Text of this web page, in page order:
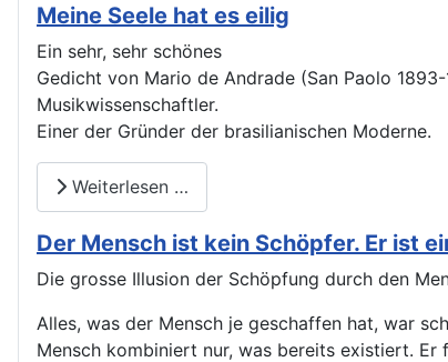
Meine Seele hat es eilig
Ein sehr, sehr schönes
Gedicht von Mario de Andrade (San Paolo
Musikwissenschaftler.
Einer der Gründer der brasilianischen Moderne.
Weiterlesen …
Der Mensch ist kein Schöpfer. Er ist
Die grosse Illusion der Schöpfung durch den
Alles, was der Mensch je geschaffen hat, war
Mensch kombiniert nur, was bereits existiert.